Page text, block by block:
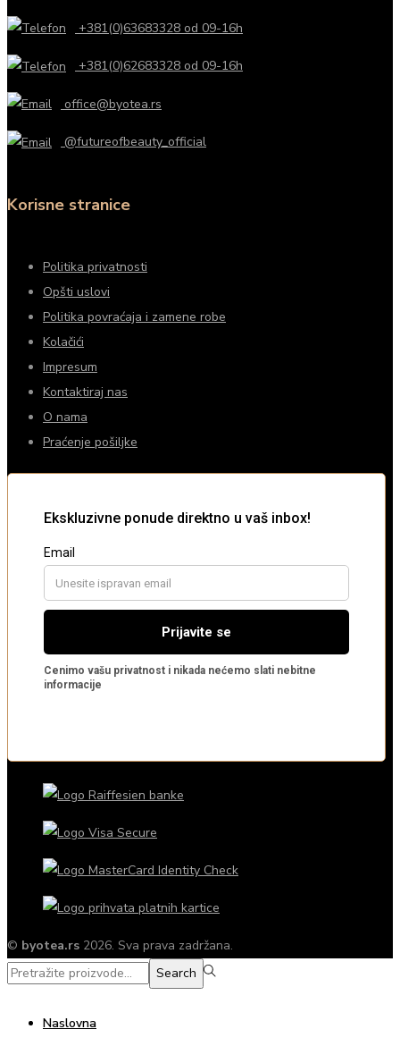
+381(0)63683328 od 09-16h
+381(0)62683328 od 09-16h
office@byotea.rs
@futureofbeauty_official
Korisne stranice
Politika privatnosti
Opšti uslovi
Politika povraćaja i zamene robe
Kolačići
Impresum
Kontaktiraj nas
O nama
Praćenje pošiljke
© byotea.rs 2026. Sva prava zadržana.
Search
Search
Naslovna